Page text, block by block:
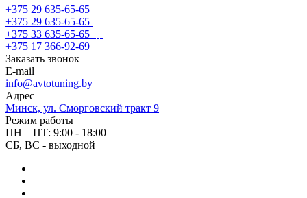
+375 29 635-65-65
+375 29 635-65-65
+375 33 635-65-65
+375 17 366-92-69
Заказать звонок
E-mail
info@avtotuning.by
Адрес
Минск, ул. Сморговский тракт 9
Режим работы
ПН – ПТ: 9:00 - 18:00
СБ, ВС - выходной